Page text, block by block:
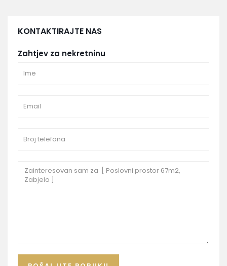
KONTAKTIRAJTE NAS
Zahtjev za nekretninu